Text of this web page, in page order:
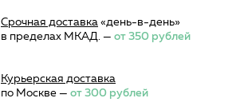
Срочная доставка «день-в-день»
в пределах МКАД. — от 350 рублей
Курьерская доставка
по Москве — от 300 рублей